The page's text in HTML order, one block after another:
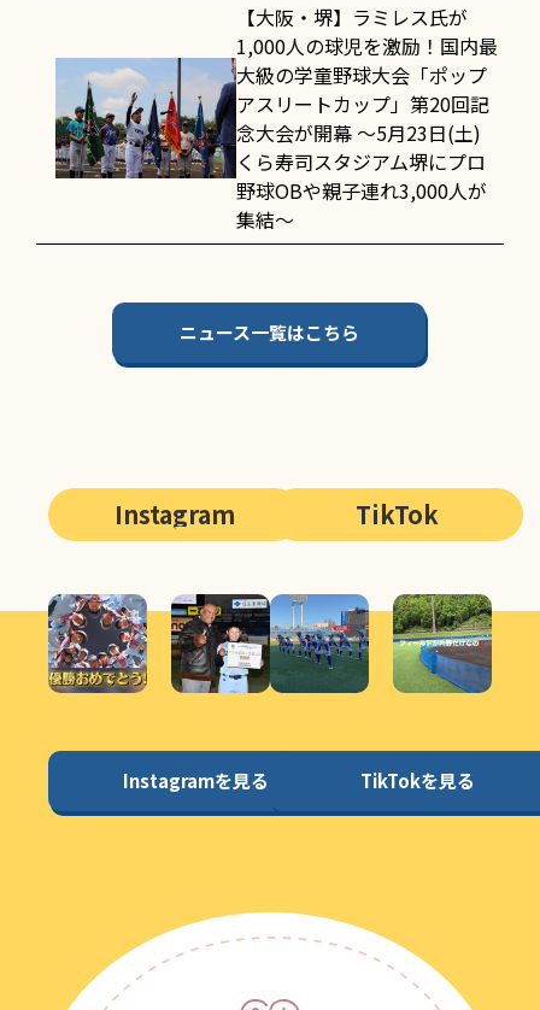
【大阪・堺】ラミレス氏が
1,000人の球児を激励！国内最
大級の学童野球大会「ポップ
アスリートカップ」第20回記
念大会が開幕 〜5月23日(土)
くら寿司スタジアム堺にプロ
野球OBや親子連れ3,000人が
集結〜
ニュース一覧はこちら
Instagram
Instagramを見る
TikTok
TikTokを見る